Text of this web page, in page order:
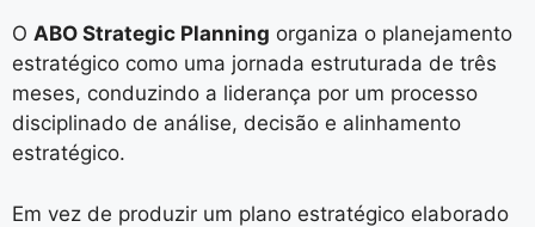
O ABO Strategic Planning organiza o planejamento
estratégico como uma jornada estruturada de três
meses, conduzindo a liderança por um processo
disciplinado de análise, decisão e alinhamento
estratégico.
Em vez de produzir um plano estratégico elaborado